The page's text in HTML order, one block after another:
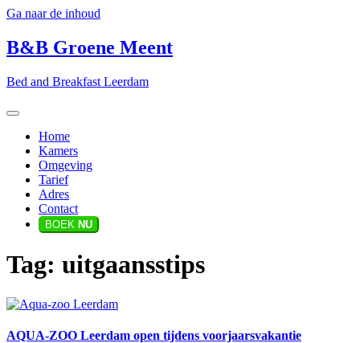
Ga naar de inhoud
B&B Groene Meent
Bed and Breakfast Leerdam
Home
Kamers
Omgeving
Tarief
Adres
Contact
BOEK NU
Tag: uitgaansstips
AQUA-ZOO Leerdam open tijdens voorjaarsvakantie